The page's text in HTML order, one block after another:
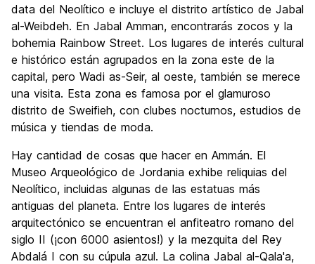
data del Neolítico e incluye el distrito artístico de Jabal
al-Weibdeh. En Jabal Amman, encontrarás zocos y la
bohemia Rainbow Street. Los lugares de interés cultural
e histórico están agrupados en la zona este de la
capital, pero Wadi as-Seir, al oeste, también se merece
una visita. Esta zona es famosa por el glamuroso
distrito de Sweifieh, con clubes nocturnos, estudios de
música y tiendas de moda.
Hay cantidad de cosas que hacer en Ammán. El
Museo Arqueológico de Jordania exhibe reliquias del
Neolítico, incluidas algunas de las estatuas más
antiguas del planeta. Entre los lugares de interés
arquitectónico se encuentran el anfiteatro romano del
siglo II (¡con 6000 asientos!) y la mezquita del Rey
Abdalá I con su cúpula azul. La colina Jabal al-Qala'a,